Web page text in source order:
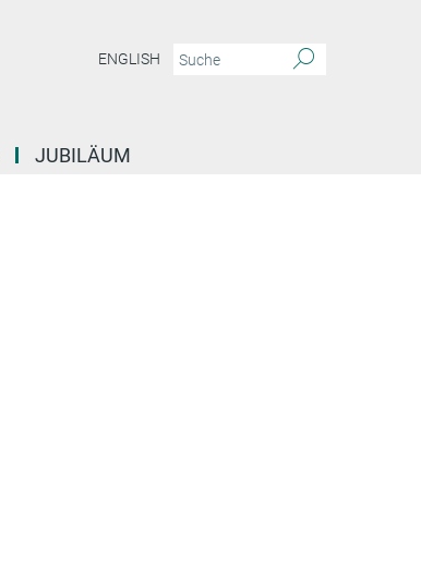
ENGLISH
JUBILÄUM